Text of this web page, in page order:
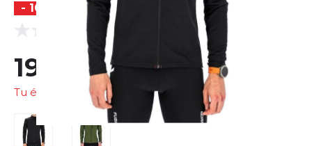
- 10 %
0.0
190,59 € 211,76 €
Tu économises 21,18 €